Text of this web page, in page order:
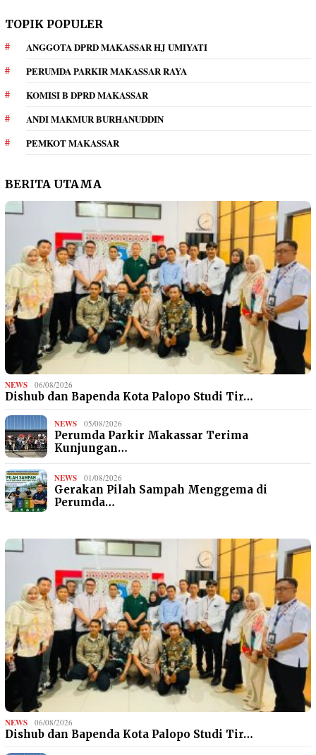
TOPIK POPULER
ANGGOTA DPRD MAKASSAR HJ UMIYATI
PERUMDA PARKIR MAKASSAR RAYA
KOMISI B DPRD MAKASSAR
ANDI MAKMUR BURHANUDDIN
PEMKOT MAKASSAR
BERITA UTAMA
NEWS 06/08/2026
Dishub dan Bapenda Kota Palopo Studi Tir…
NEWS 05/08/2026
Perumda Parkir Makassar Terima
Kunjungan…
NEWS 01/08/2026
Gerakan Pilah Sampah Menggema di
Perumda…
NEWS 06/08/2026
Dishub dan Bapenda Kota Palopo Studi Tir…